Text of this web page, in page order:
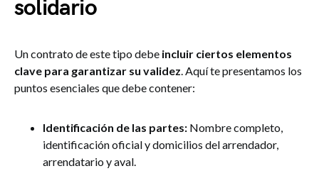
solidario
Un contrato de este tipo debe incluir ciertos elementos
clave para garantizar su validez. Aquí te presentamos los
puntos esenciales que debe contener:
Identificación de las partes: Nombre completo,
identificación oficial y domicilios del arrendador,
arrendatario y aval.